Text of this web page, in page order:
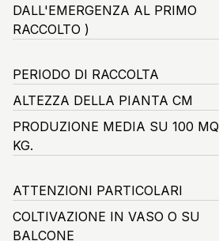
DALL'EMERGENZA AL PRIMO
RACCOLTO )
PERIODO DI RACCOLTA
ALTEZZA DELLA PIANTA CM
PRODUZIONE MEDIA SU 100 MQ
KG.
ATTENZIONI PARTICOLARI
COLTIVAZIONE IN VASO O SU
BALCONE